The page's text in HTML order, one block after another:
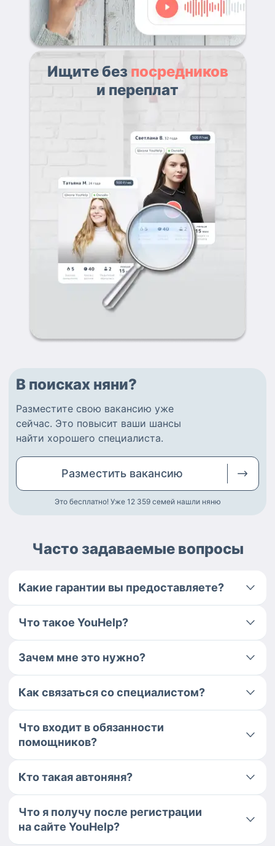
Ищите без посредников
и переплат
В поисках няни?
Разместите свою вакансию уже
сейчас. Это повысит ваши шансы
найти хорошего специалиста.
Разместить вакансию
Это бесплатно! Уже 12 359 семей нашли няню
Часто задаваемые вопросы
Какие гарантии вы предоставляете?
Что такое YouHelp?
Зачем мне это нужно?
Как связаться со специалистом?
Что входит в обязанности
помощников?
Кто такая автоняня?
Что я получу после регистрации
на сайте YouHelp?